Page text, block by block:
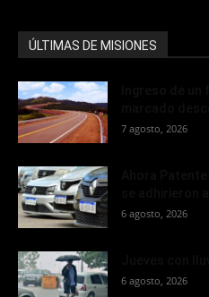
ÚLTIMAS DE MISIONES
7 agosto, 2026
6 agosto, 2026
6 agosto, 2026